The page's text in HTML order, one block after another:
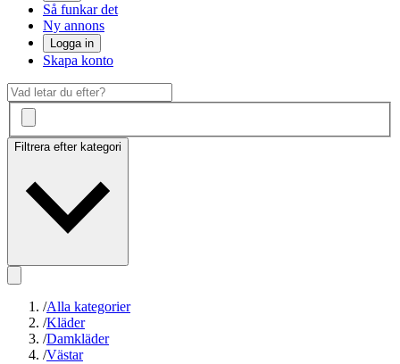
Så funkar det
Ny annons
Logga in
Skapa konto
Filtrera efter kategori
/Alla kategorier
/Kläder
/Damkläder
/Västar